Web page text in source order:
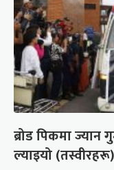
ब्रोड पिकमा
ल्याइयो (तस्वीरहरू)